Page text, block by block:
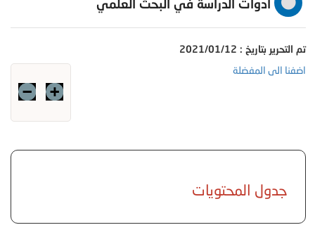
أدوات الدراسة في البحث العلمي
تم التحرير بتاريخ : 2021/01/12
اضفنا الى المفضلة
جدول المحتويات